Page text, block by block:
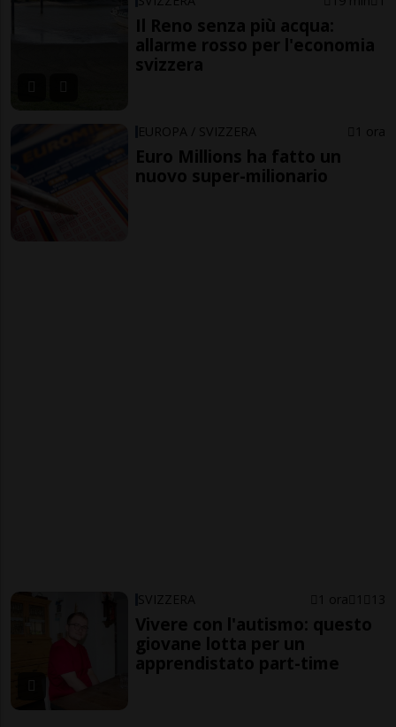
Il Reno senza più acqua:
allarme rosso per l'economia
svizzera
EUROPA / SVIZZERA 1 ora
Euro Millions ha fatto un
nuovo super-milionario
SVIZZERA 1 ora 1 13
Vivere con l'autismo: questo
giovane lotta per un
apprendistato part-time